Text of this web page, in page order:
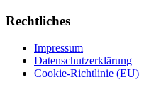
Rechtliches
Impressum
Datenschutzerklärung
Cookie-Richtlinie (EU)